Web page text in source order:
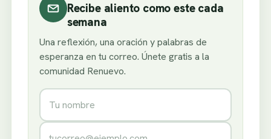
Recibe aliento como este cada
semana
Una reflexión, una oración y palabras de
esperanza en tu correo. Únete gratis a la
comunidad Renuevo.
Nombre
Correo electrónico